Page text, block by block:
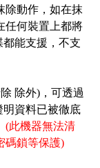
除動作，如在抹
任何裝置上都將
能支援，不支
除外)，可透過
明資料已被徹底
(此機器無法清
碼鎖等保護)